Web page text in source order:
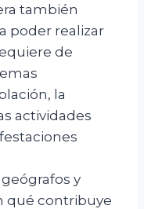
también
poder realizar
de
la
actividades
y
qué contribuye